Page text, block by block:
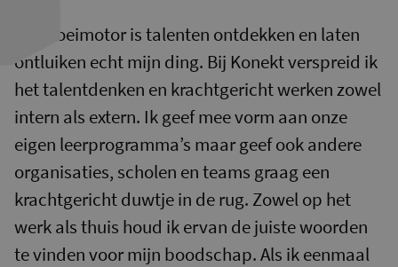
Als groeimotor is talenten ontdekken en laten
ontluiken echt mijn ding. Bij Konekt verspreid ik
het talentdenken en krachtgericht werken zowel
intern als extern. Ik geef mee vorm aan onze
eigen leerprogramma’s maar geef ook andere
organisaties, scholen en teams graag een
krachtgericht duwtje in de rug. Zowel op het
werk als thuis houd ik ervan de juiste woorden
te vinden voor mijn boodschap. Als ik eenmaal